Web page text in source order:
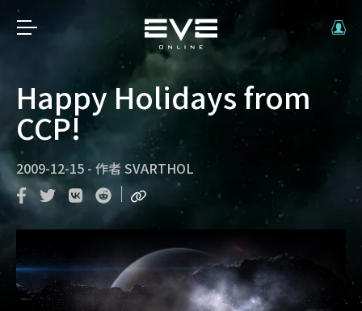
Happy Holidays from
CCP!
2009-12-15 - 作者 SVARTHOL